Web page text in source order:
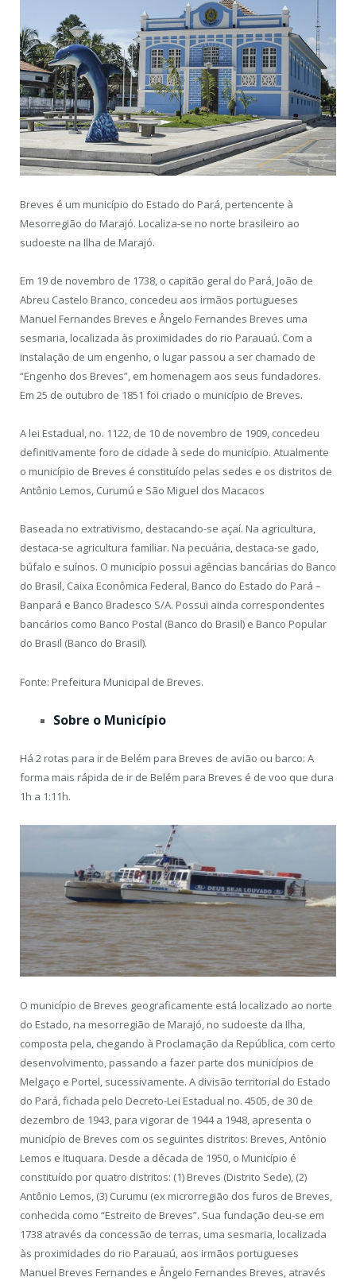
Breves é um município do Estado do Pará, pertencente à
Mesorregião do Marajó. Localiza-se no norte brasileiro ao
sudoeste na Ilha de Marajó.
Em 19 de novembro de 1738, o capitão geral do Pará, João de
Abreu Castelo Branco, concedeu aos irmãos portugueses
Manuel Fernandes Breves e Ângelo Fernandes Breves uma
sesmaria, localizada às proximidades do rio Parauaú. Com a
instalação de um engenho, o lugar passou a ser chamado de
“Engenho dos Breves”, em homenagem aos seus fundadores.
Em 25 de outubro de 1851 foi criado o município de Breves.
A lei Estadual, no. 1122, de 10 de novembro de 1909, concedeu
definitivamente foro de cidade à sede do município. Atualmente
o município de Breves é constituído pelas sedes e os distritos de
Antônio Lemos, Curumú e São Miguel dos Macacos
Baseada no extrativismo, destacando-se açaí. Na agricultura,
destaca-se agricultura familiar. Na pecuária, destaca-se gado,
búfalo e suínos. O município possui agências bancárias do Banco
do Brasil, Caixa Econômica Federal, Banco do Estado do Pará –
Banpará e Banco Bradesco S/A. Possui ainda correspondentes
bancários como Banco Postal (Banco do Brasil) e Banco Popular
do Brasil (Banco do Brasil).
Fonte: Prefeitura Municipal de Breves.
Sobre o Município
Há 2 rotas para ir de Belém para Breves de avião ou barco: A
forma mais rápida de ir de Belém para Breves é de voo que dura
1h a 1:11h.
O município de Breves geograficamente está localizado ao norte
do Estado, na mesorregião de Marajó, no sudoeste da Ilha,
composta pela, chegando à Proclamação da República, com certo
desenvolvimento, passando a fazer parte dos municípios de
Melgaço e Portel, sucessivamente. A divisão territorial do Estado
do Pará, fichada pelo Decreto-Lei Estadual no. 4505, de 30 de
dezembro de 1943, para vigorar de 1944 a 1948, apresenta o
município de Breves com os seguintes distritos: Breves, Antônio
Lemos e Ituquara. Desde a década de 1950, o Município é
constituído por quatro distritos: (1) Breves (Distrito Sede), (2)
Antônio Lemos, (3) Curumu (ex microrregião dos furos de Breves,
conhecida como “Estreito de Breves”. Sua fundação deu-se em
1738 através da concessão de terras, uma sesmaria, localizada
às proximidades do rio Parauaú, aos irmãos portugueses
Manuel Breves Fernandes e Ângelo Fernandes Breves, através